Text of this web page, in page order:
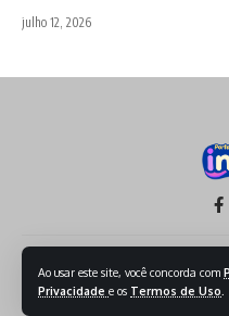
Ao usar este site, você concorda com
Privacidade e os Termos de Uso
julho 12, 2026
Todos os Direitos